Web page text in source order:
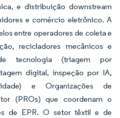
e distribuição downstream
e comércio eletrônico. A
entre operadores de coleta e
recicladores mecânicos e
tecnologia (triagem por
digital, inspeção por IA,
e Organizações de
(PROs) que coordenam o
de EPR. O setor têxtil e de